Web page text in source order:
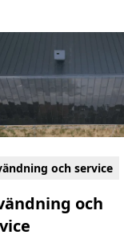
och service
och